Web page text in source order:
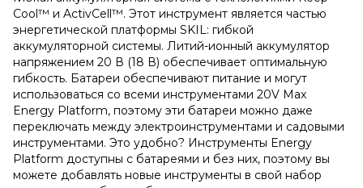
Cool™ и ActivCell™. Этот инструмент является частью
энергетической платформы SKIL: гибкой
аккумуляторной системы. Литий-ионный аккумулятор
напряжением 20 В (18 В) обеспечивает оптимальную
гибкость. Батареи обеспечивают питание и могут
использоваться со всеми инструментами 20V Max
Energy Platform, поэтому эти батареи можно даже
переключать между электроинструментами и садовыми
инструментами. Это удобно? Инструменты Energy
Platform доступны с батареями и без них, поэтому вы
можете добавлять новые инструменты в свой набор